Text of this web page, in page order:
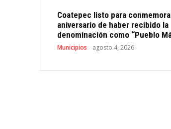
Coatepec listo para
aniversario de haber recibido la
denominación como “Pueblo
Municipios agosto 4, 2026